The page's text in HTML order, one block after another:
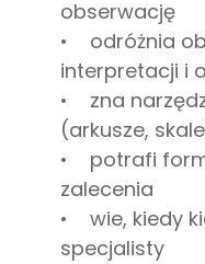
obserwację
• odróżnia
interpretacji i
• zna
(arkusze,
• potrafi
zalecenia
• wie, kiedy
specjalisty